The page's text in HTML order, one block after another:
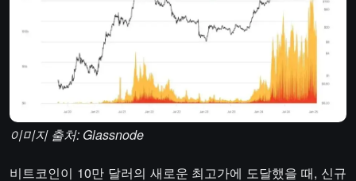
이미지 출처: Glassnode
비트코인이 10만 달러의 새로운 최고가에 도달했을 때, 신규